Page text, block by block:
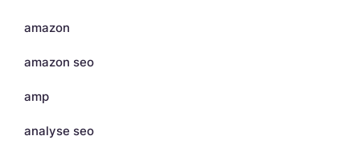
amazon
amazon seo
amp
analyse seo